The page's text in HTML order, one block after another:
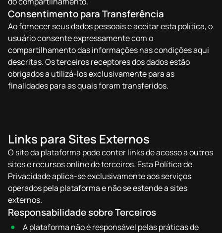
Consentimento para Transferência
Ao fornecer seus dados pessoais e aceitar esta política, o
usuário consente expressamente com o
compartilhamento das informações nas condições aqui
descritas. Os terceiros receptores dos dados estão
obrigados a utilizá-los exclusivamente para as
finalidades para as quais foram transferidos.
Links para Sites Externos
O site da plataforma pode conter links de acesso a outros
sites e recursos online de terceiros. Esta Política de
Privacidade aplica-se exclusivamente aos serviços
operados pela plataforma e não se estende a sites
externos.
Responsabilidade sobre Terceiros
A plataforma não é responsável pelas práticas de